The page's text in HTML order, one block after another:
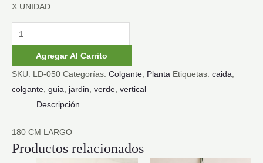
X UNIDAD
GUIA
VERDE
cantidadAgregar Al Carrito
SKU: LD-050 Categorías: Colgante Planta Etiquetas: caida
colgante guia jardin verde vertical
Descripción
180 CM LARGO
Productos relacionados